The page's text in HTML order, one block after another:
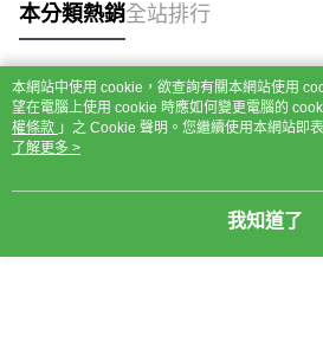
本分類熱銷全站排行
熱門標籤
本網站中使用 cookie，欲查詢有關本網站使用
望在電腦上使用 cookie 時應如何變更電腦的
權條款 」之 Cookie 聲明。您繼續使用本網站即
用條款之 Cookie 聲明使用 cookie。
了解更多 >
我知道了